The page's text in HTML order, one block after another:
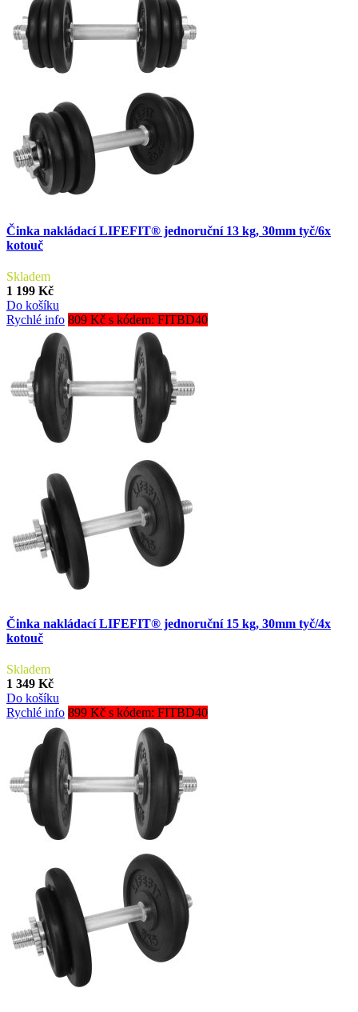
Činka nakládací LIFEFIT® jednoruční 13 kg, 30mm tyč/6x
kotouč
Skladem
1 199 Kč
Do košíku
Rychlé info 809 Kč s kódem: FITBD40
Činka nakládací LIFEFIT® jednoruční 15 kg, 30mm tyč/4x
kotouč
Skladem
1 349 Kč
Do košíku
Rychlé info 899 Kč s kódem: FITBD40